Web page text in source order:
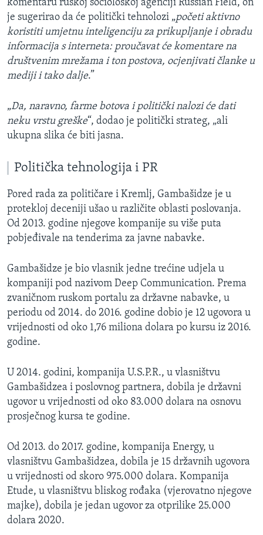
komentaru ruskoj sociološkoj agenciji Russian Field, on
je sugerirao da će politički tehnolozi „početi aktivno
koristiti umjetnu inteligenciju za prikupljanje i obradu
informacija s interneta: proučavat će komentare na
društvenim mrežama i ton postova, ocjenjivati članke u
mediji i tako dalje.”
„Da, naravno, farme botova i politički nalozi će dati
neku vrstu greške“, dodao je politički strateg, „ali
ukupna slika će biti jasna.
Politička tehnologija i PR
Pored rada za političare i Kremlj, Gambašidze je u
protekloj deceniji ušao u različite oblasti poslovanja.
Od 2013. godine njegove kompanije su više puta
pobjeđivale na tenderima za javne nabavke.
Gambašidze je bio vlasnik jedne trećine udjela u
kompaniji pod nazivom Deep Communication. Prema
zvaničnom ruskom portalu za državne nabavke, u
periodu od 2014. do 2016. godine dobio je 12 ugovora u
vrijednosti od oko 1,76 miliona dolara po kursu iz 2016.
godine.
U 2014. godini, kompanija U.S.P.R., u vlasništvu
Gambašidzea i poslovnog partnera, dobila je državni
ugovor u vrijednosti od oko 83.000 dolara na osnovu
prosječnog kursa te godine.
Od 2013. do 2017. godine, kompanija Energy, u
vlasništvu Gambašidzea, dobila je 15 državnih ugovora
u vrijednosti od skoro 975.000 dolara. Kompanija
Etude, u vlasništvu bliskog rođaka (vjerovatno njegove
majke), dobila je jedan ugovor za otprilike 25.000
dolara 2020.